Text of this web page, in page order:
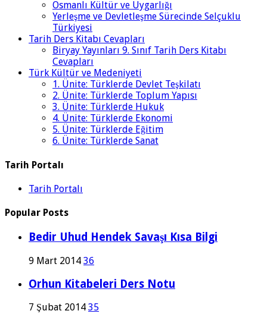
Osmanlı Kültür ve Uygarlığı
Yerleşme ve Devletleşme Sürecinde Selçuklu
Türkiyesi
Tarih Ders Kitabı Cevapları
Biryay Yayınları 9. Sınıf Tarih Ders Kitabı
Cevapları
Türk Kültür ve Medeniyeti
1. Ünite: Türklerde Devlet Teşkilatı
2. Ünite: Türklerde Toplum Yapısı
3. Ünite: Türklerde Hukuk
4. Ünite: Türklerde Ekonomi
5. Ünite: Türklerde Eğitim
6. Ünite: Türklerde Sanat
Tarih Portalı
Tarih Portalı
Popular Posts
Bedir Uhud Hendek Savaşı Kısa Bilgi
9 Mart 2014 36
Orhun Kitabeleri Ders Notu
7 Şubat 2014 35